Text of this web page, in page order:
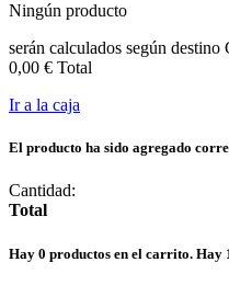
Ningún producto
serán calculados según destino
0,00 € Total
Ir a la caja
El producto ha sido agregado
Cantidad:
Total
Hay 0 productos en el carrito. Hay